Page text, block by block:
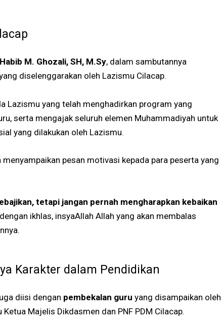
M. Ghozali, SH, M.Sy, dalam sambutannya
diselenggarakan oleh Lazismu Cilacap.
Lazismu yang telah menghadirkan program yang
serta mengajak seluruh elemen Muhammadiyah untuk
yang dilakukan oleh Lazismu.
pesan motivasi kepada para peserta yang
tetapi jangan pernah mengharapkan kebaikan
ikhlas, insyaAllah Allah yang akan membalas
Karakter dalam Pendidikan
diisi dengan pembekalan guru yang disampaikan oleh
Ketua Majelis Dikdasmen dan PNF PDM Cilacap.